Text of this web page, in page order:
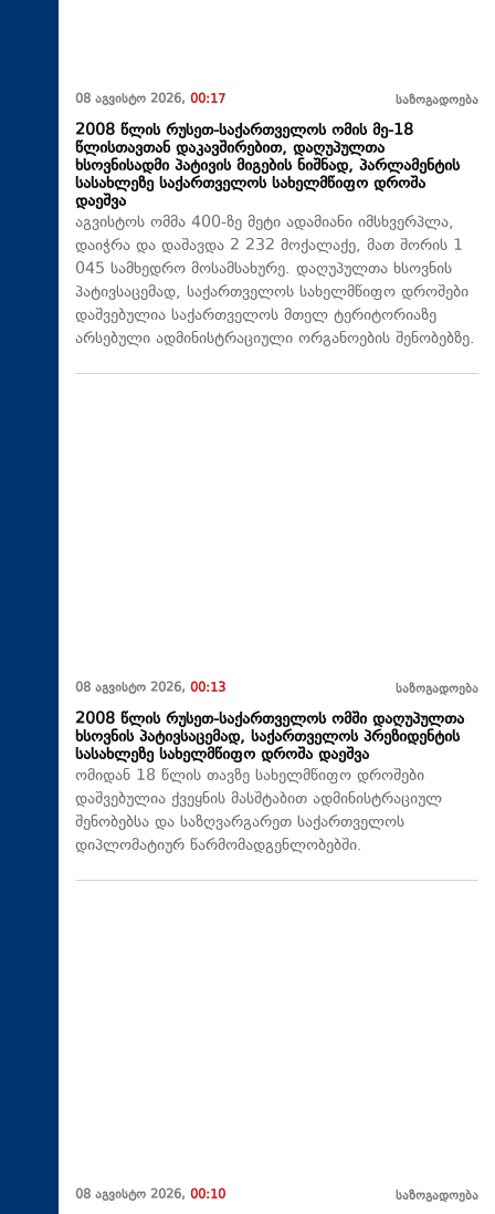
08 აგვისტო 2026, 00:17 საზოგადოება
2008 წლის რუსეთ-საქართველოს ომის მე-18
წლისთავთან დაკავშირებით, დაღუპულთა
ხსოვნისადმი პატივის მიგების ნიშნად, პარლამენტის
სასახლეზე საქართველოს სახელმწიფო დროშა
დაეშვა
აგვისტოს ომმა 400-ზე მეტი ადამიანი იმსხვერპლა,
დაიჭრა და დაშავდა 2 232 მოქალაქე, მათ შორის 1
045 სამხედრო მოსამსახურე. დაღუპულთა ხსოვნის
პატივსაცემად, საქართველოს სახელმწიფო დროშები
დაშვებულია საქართველოს მთელ ტერიტორიაზე
არსებული ადმინისტრაციული ორგანოების შენობებზე.
08 აგვისტო 2026, 00:13 საზოგადოება
2008 წლის რუსეთ-საქართველოს ომში დაღუპულთა
ხსოვნის პატივსაცემად, საქართველოს პრეზიდენტის
სასახლეზე სახელმწიფო დროშა დაეშვა
ომიდან 18 წლის თავზე სახელმწიფო დროშები
დაშვებულია ქვეყნის მასშტაბით ადმინისტრაციულ
შენობებსა და საზღვარგარეთ საქართველოს
დიპლომატიურ წარმომადგენლობებში.
08 აგვისტო 2026, 00:10 საზოგადოება